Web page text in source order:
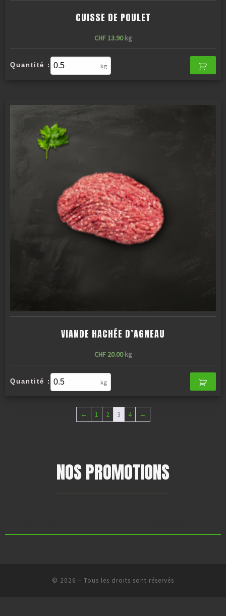
CUISSE DE POULET
CHF13.90 kg
Quantité : kg
VIANDE HACHÉE D’AGNEAU
CHF20.00 kg
Quantité : kg
← 1 2 3 4 →
NOS PROMOTIONS
© 2026 – Tous les droits sont réservés